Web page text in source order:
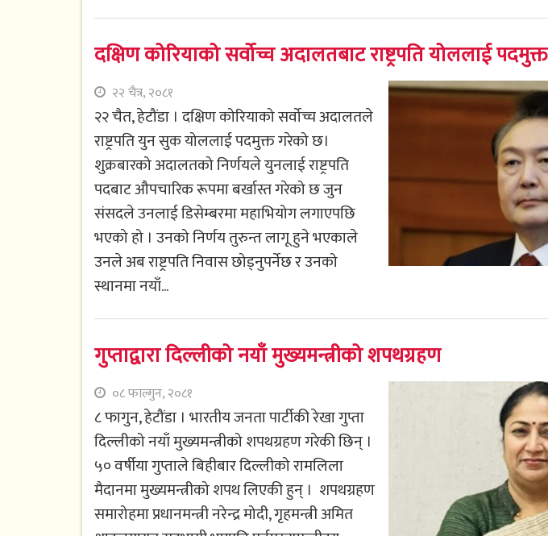
दक्षिण कोरियाको सर्वोच्च अदालतबाट राष्ट्रपति योललाई पदमुक्त
२२ चैत्र, २०८१
२२ चैत, हेटौंडा । दक्षिण कोरियाको सर्वोच्च अदालतले
राष्ट्रपति युन सुक योललाई पदमुक्त गरेको छ।
शुक्रबारको अदालतको निर्णयले युनलाई राष्ट्रपति
पदबाट औपचारिक रूपमा बर्खास्त गरेको छ जुन
संसदले उनलाई डिसेम्बरमा महाभियोग लगाएपछि
भएको हो । उनको निर्णय तुरुन्त लागू हुने भएकाले
उनले अब राष्ट्रपति निवास छोड्नुपर्नेछ र उनको
स्थानमा नयाँ...
गुप्ताद्वारा दिल्लीको नयाँ मुख्यमन्त्रीको शपथग्रहण
०८ फाल्गुन, २०८१
८ फागुन, हेटौंडा । भारतीय जनता पार्टीकी रेखा गुप्ता
दिल्लीको नयाँ मुख्यमन्त्रीको शपथग्रहण गरेकी छिन् ।
५० वर्षीया गुप्ताले बिहीबार दिल्लीको रामलिला
मैदानमा मुख्यमन्त्रीको शपथ लिएकी हुन् । शपथग्रहण
समारोहमा प्रधानमन्त्री नरेन्द्र मोदी, गृहमन्त्री अमित